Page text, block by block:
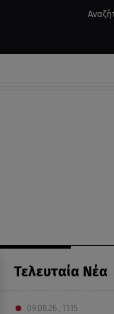
Τελευταία Νέα
09.08.26 , 11:15